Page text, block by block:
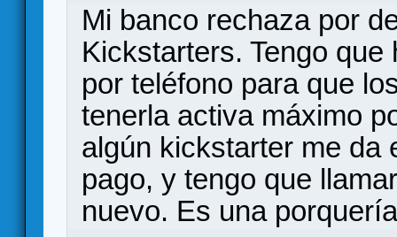
Mi banco rechaza por
Kickstarters. Tengo
por teléfono para que
tenerla activa máximo
algún kickstarter me da
pago, y tengo que
nuevo. Es una